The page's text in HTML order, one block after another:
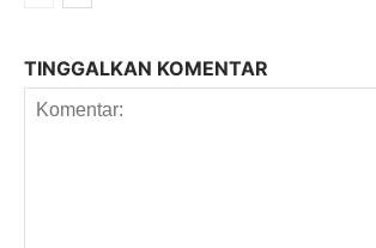
TINGGALKAN KOMENTAR